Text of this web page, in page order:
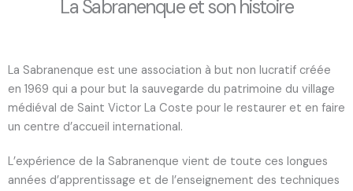
La Sabranenque et son histoire
La Sabranenque est une association à but non lucratif créée
en 1969 qui a pour but la sauvegarde du patrimoine du village
médiéval de Saint Victor La Coste pour le restaurer et en faire
un centre d’accueil international.
L’expérience de la Sabranenque vient de toute ces longues
années d’apprentissage et de l’enseignement des techniques